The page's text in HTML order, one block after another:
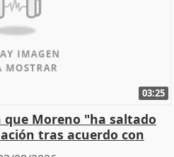
03:25
que Moreno "ha saltado
tras acuerdo con